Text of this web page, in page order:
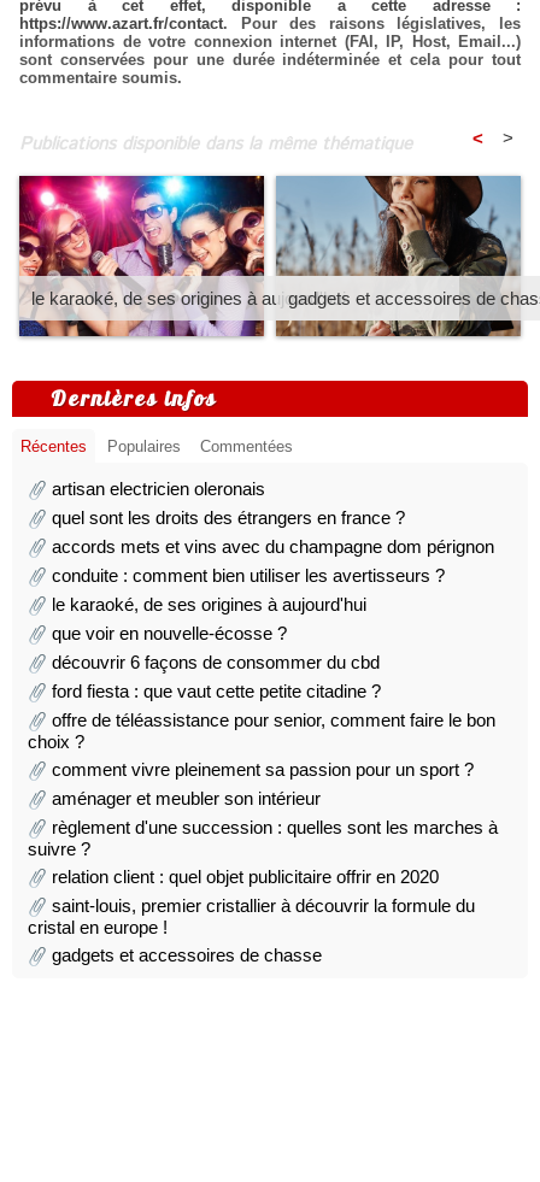
prévu à cet effet, disponible a cette adresse :
https://www.azart.fr/contact. Pour des raisons législatives, les
informations de votre connexion internet (FAI, IP, Host, Email...)
sont conservées pour une durée indéterminée et cela pour tout
commentaire soumis.
Publications disponible dans la même thématique < >
le karaoké, de ses origines à aujourd'huigadgets et accessoires de
Dernières infos
Récentes Populaires Commentées
artisan electricien oleronais
quel sont les droits des étrangers en france ?
accords mets et vins avec du champagne dom pérignon
conduite : comment bien utiliser les avertisseurs ?
le karaoké, de ses origines à aujourd'hui
que voir en nouvelle-écosse ?
découvrir 6 façons de consommer du cbd
ford fiesta : que vaut cette petite citadine ?
offre de téléassistance pour senior, comment faire le bon
choix ?
comment vivre pleinement sa passion pour un sport ?
aménager et meubler son intérieur
règlement d'une succession : quelles sont les marches à
suivre ?
relation client : quel objet publicitaire offrir en 2020
saint-louis, premier cristallier à découvrir la formule du
cristal en europe !
gadgets et accessoires de chasse